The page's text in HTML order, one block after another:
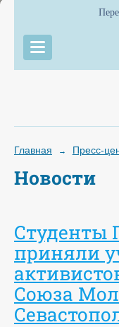
Главная → Пресс-
Новости
Студенты
приняли
Союза